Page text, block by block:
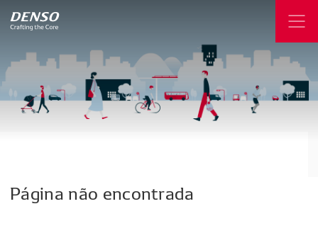
Página não encontrada